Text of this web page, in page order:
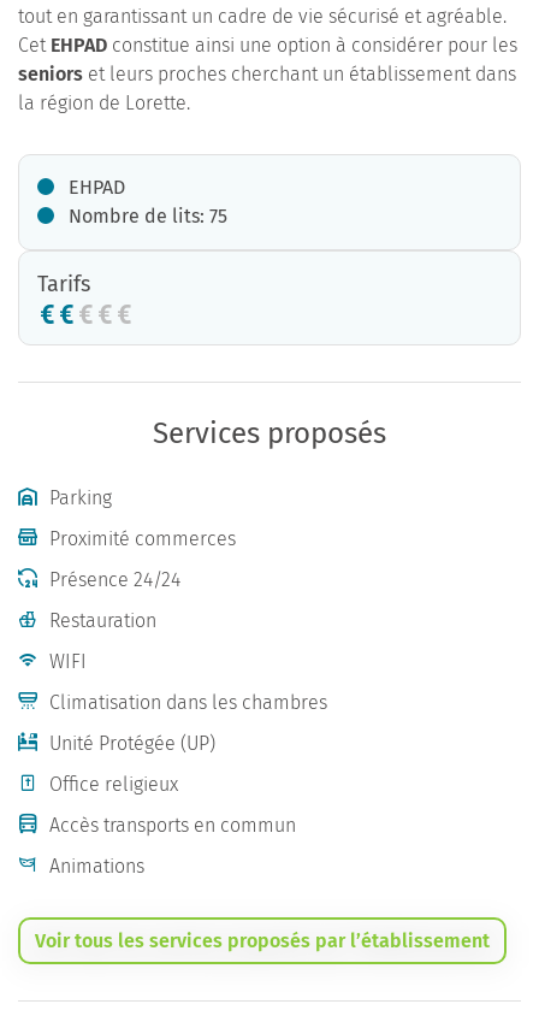
tout en garantissant un cadre de vie sécurisé et agréable.
Cet EHPAD constitue ainsi une option à considérer pour les
seniors et leurs proches cherchant un établissement dans
la région de Lorette.
EHPAD
Nombre de lits: 75
Tarifs
Services proposés
Parking
Proximité commerces
Présence 24/24
Restauration
WIFI
Climatisation dans les chambres
Unité Protégée (UP)
Office religieux
Accès transports en commun
Animations
Voir tous les services proposés par l’établissement